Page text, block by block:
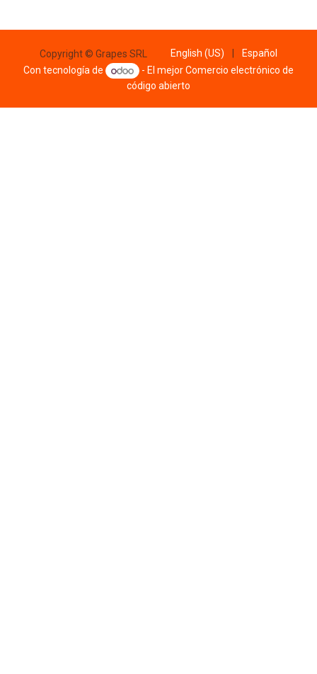
Copyright © Grapes SRL English (US)
Español
Con tecnología de
- El mejorComercio electrónico de
código abierto